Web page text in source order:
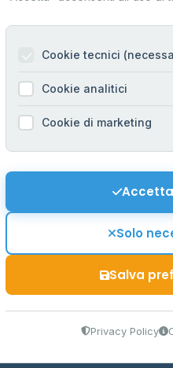
Alto
Per gestori
Informazioni
Privacy Policy
Cookie Policy
Mappa del sito
Contattaci
Cookie tecnici
Cookie analitici
Cookie di marketing
Solo
Salva
Privacy Policy